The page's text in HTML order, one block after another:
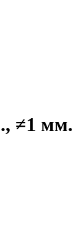
≠1 мм.